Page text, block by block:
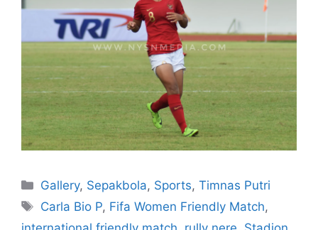
Gallery, Sepakbola, Sports,Timnas Putri
Carla Bio P, Fifa Women Friendly Match,